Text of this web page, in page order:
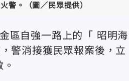
警。（圖／民眾提供）
區自強一路上的「 昭明海
警消接獲民眾報案後，立